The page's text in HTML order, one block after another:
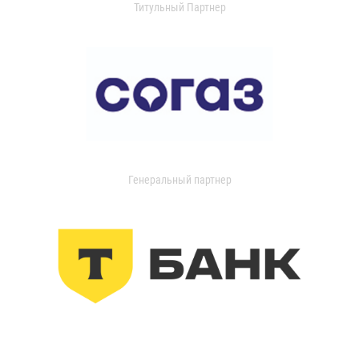
Титульный Партнер
Генеральный партнер